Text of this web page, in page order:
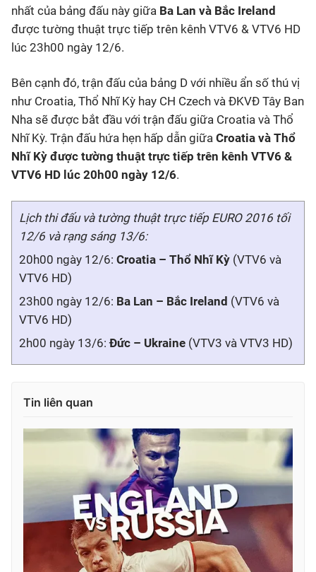
nhất của bảng đấu này giữa Ba Lan và Bắc Ireland
được tường thuật trực tiếp trên kênh VTV6 & VTV6 HD
lúc 23h00 ngày 12/6.
Bên cạnh đó, trận đấu của bảng D với nhiều ẩn số thú vị
như Croatia, Thổ Nhĩ Kỳ hay CH Czech và ĐKVĐ Tây Ban
Nha sẽ được bắt đầu với trận đấu giữa Croatia và Thổ
Nhĩ Kỳ. Trận đấu hứa hẹn hấp dẫn giữa Croatia và Thổ
Nhĩ Kỳ được tường thuật trực tiếp trên kênh VTV6 &
VTV6 HD lúc 20h00 ngày 12/6.
Lịch thi đấu và tường thuật trực tiếp EURO 2016 tối
12/6 và rạng sáng 13/6:
20h00 ngày 12/6: Croatia – Thổ Nhĩ Kỳ (VTV6 và
VTV6 HD)
23h00 ngày 12/6: Ba Lan – Bắc Ireland (VTV6 và
VTV6 HD)
2h00 ngày 13/6:Đức – Ukraine (VTV3 và VTV3 HD)
Tin liên quan